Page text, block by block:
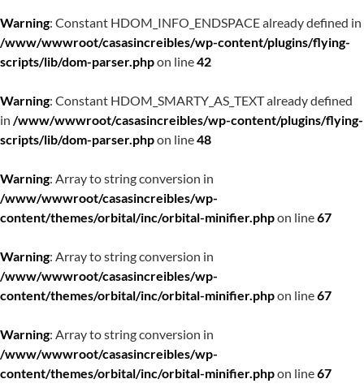
Warning: Constant HDOM_INFO_ENDSPACE already defined in
/www/wwwroot/casasincreibles/wp-content/plugins/flying-
scripts/lib/dom-parser.phpon line42
Warning: Constant HDOM_SMARTY_AS_TEXT already defined
in /www/wwwroot/casasincreibles/wp-content/plugins/flying-
scripts/lib/dom-parser.phpon line48
Warning: Array to string conversion in
/www/wwwroot/casasincreibles/wp-
content/themes/orbital/inc/orbital-minifier.phpon line67
Warning: Array to string conversion in
/www/wwwroot/casasincreibles/wp-
content/themes/orbital/inc/orbital-minifier.phpon line67
Warning: Array to string conversion in
/www/wwwroot/casasincreibles/wp-
content/themes/orbital/inc/orbital-minifier.phpon line67